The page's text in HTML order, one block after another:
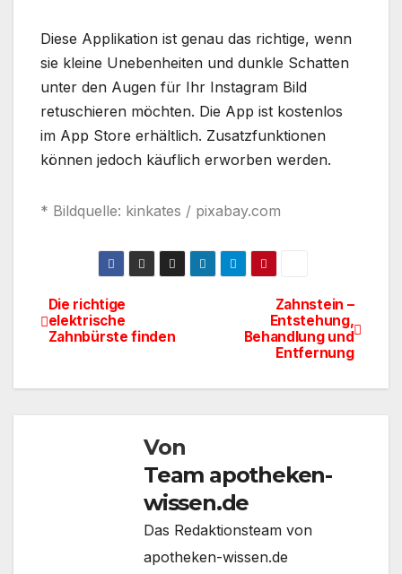
Diese Applikation ist genau das richtige, wenn
sie kleine Unebenheiten und dunkle Schatten
unter den Augen für Ihr Instagram Bild
retuschieren möchten. Die App ist kostenlos
im App Store erhältlich. Zusatzfunktionen
können jedoch käuflich erworben werden.
* Bildquelle: kinkates / pixabay.com
BeitragsnavigationZahnstein –
Entstehung,
Behandlung und
Entfernung
Die richtige
elektrische
Zahnbürste finden
Von
Team apotheken-
wissen.de
Das Redaktionsteam von
apotheken-wissen.de